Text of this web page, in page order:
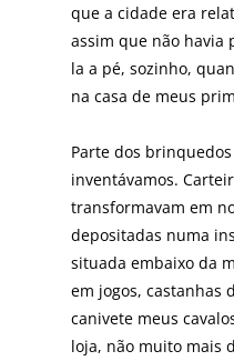
que a cidade era
assim que não havia
la a pé, sozinho,
na casa de meus
Parte dos
inventávamos.
transformavam em
depositadas numa
situada embaixo da
em jogos, castanhas
canivete meus
loja, não muito mais